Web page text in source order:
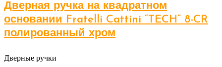
Дверная ручка на квадратном
основании Fratelli Cattini “TECH” 8-CR
полированный хром
Дверные ручки